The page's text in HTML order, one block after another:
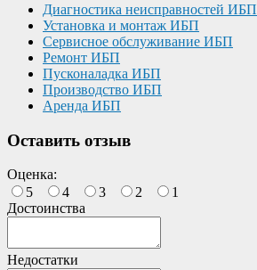
Диагностика неисправностей ИБП
Установка и монтаж ИБП
Сервисное обслуживание ИБП
Ремонт ИБП
Пусконаладка ИБП
Производство ИБП
Аренда ИБП
Оставить отзыв
Оценка:
5
4 3 2
1
Достоинства
Недостатки